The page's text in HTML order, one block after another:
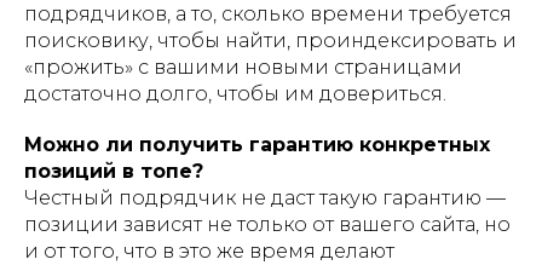
подрядчиков, а то, сколько времени требуется
поисковику, чтобы найти, проиндексировать и
«прожить» с вашими новыми страницами
достаточно долго, чтобы им довериться.
Можно ли получить гарантию конкретных
позиций в топе?
Честный подрядчик не даст такую гарантию —
позиции зависят не только от вашего сайта, но
и от того, что в это же время делают